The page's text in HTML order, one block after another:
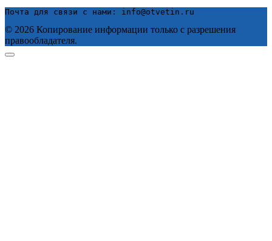
Почта для связи с нами: info@otvetin.ru
© 2026 Копирование информации только с разрешения
правообладателя.